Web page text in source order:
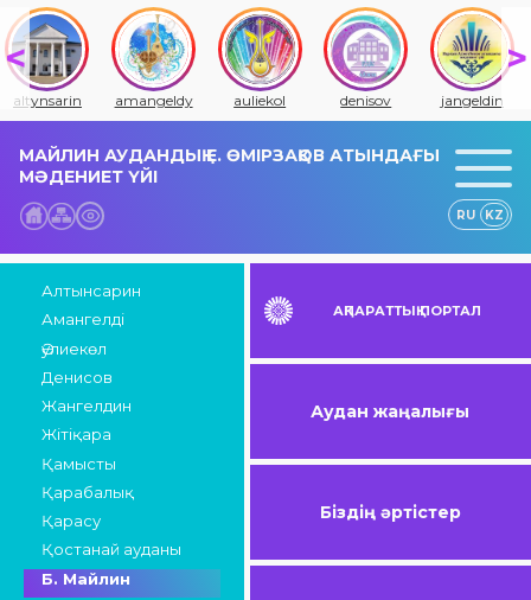
altynsarin amangeldy auliekol denisov jangeldin
МАЙЛИН АУДАНДЫҚ Е. ӨМІРЗАҚОВ АТЫНДАҒЫ
МӘДЕНИЕТ ҮЙІ
RU KZ
Алтынсарин
Амангелді
Әулиекөл
Денисов
Жангелдин
Жітіқара
Қамысты
Қарабалық
Қарасу
Қостанай ауданы
Б. Майлин
АҚПАРАТТЫҚ ПОРТАЛ
Аудан жаңалығы
Біздің әртістер